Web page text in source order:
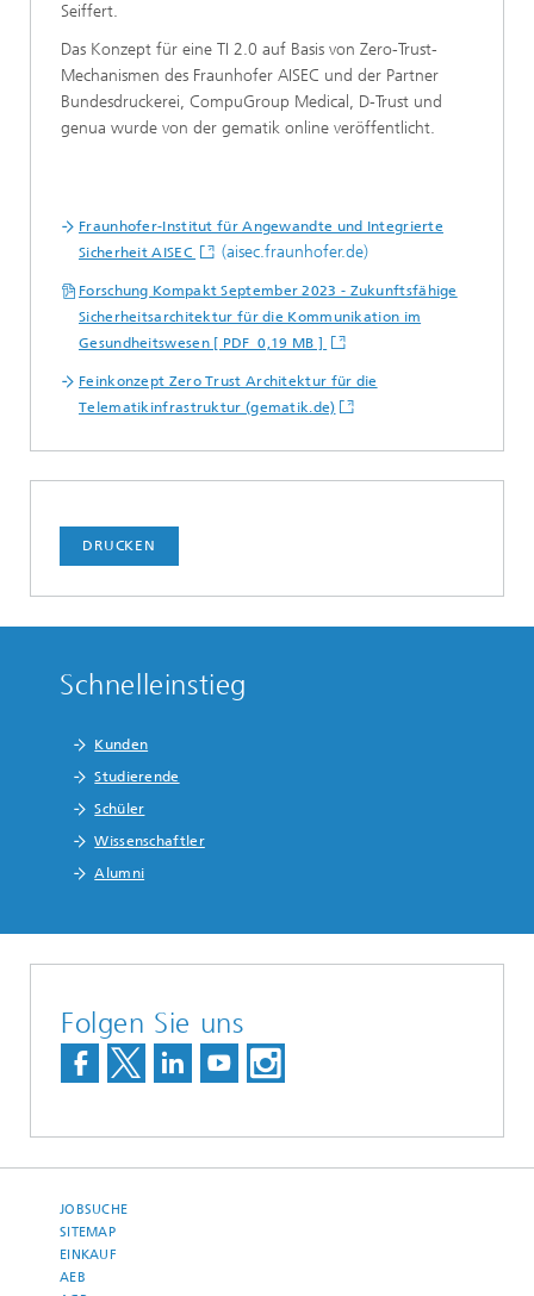
Seiffert.
Das Konzept für eine TI 2.0 auf Basis von Zero-Trust-
Mechanismen des Fraunhofer AISEC und der Partner
Bundesdruckerei, CompuGroup Medical, D-Trust und
genua wurde von der gematik online veröffentlicht.
Fraunhofer-Institut für Angewandte und Integrierte
Sicherheit AISEC
(aisec.fraunhofer.de)
Forschung Kompakt September 2023 - Zukunftsfähige
Sicherheitsarchitektur für die Kommunikation im
Gesundheitswesen [ PDF 0,19 MB ]
Feinkonzept Zero Trust Architektur für die
Telematikinfrastruktur (gematik.de)
DRUCKEN
Schnelleinstieg
Kunden
Studierende
Schüler
Wissenschaftler
Alumni
Folgen Sie uns
JOBSUCHE
SITEMAP
EINKAUF
AEB